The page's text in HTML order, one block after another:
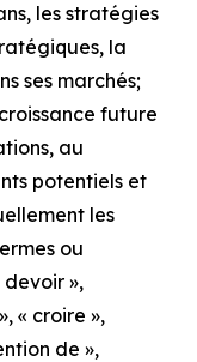
les stratégies
la
ses marchés;
future
au
potentiels et
les
ou
devoir »,
« croire »,
de »,